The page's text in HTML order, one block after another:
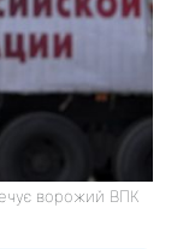
ворожий ВПК